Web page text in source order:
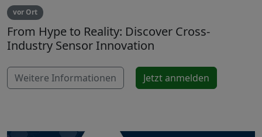
vor Ort
From Hype to Reality: Discover Cross-
Industry Sensor Innovation
Weitere Informationen Jetzt anmelden